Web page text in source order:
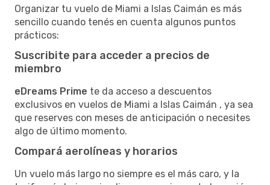
Organizar tu vuelo de Miami a Islas Caimán es más
sencillo cuando tenés en cuenta algunos puntos
prácticos:
Suscribite para acceder a precios de
miembro
eDreams Prime te da acceso a descuentos
exclusivos en vuelos de Miami a Islas Caimán , ya sea
que reserves con meses de anticipación o necesites
algo de último momento.
Compará aerolíneas y horarios
Un vuelo más largo no siempre es el más caro, y la